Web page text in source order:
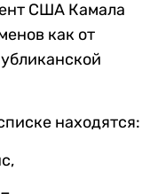
США Камала
как от
находятся: